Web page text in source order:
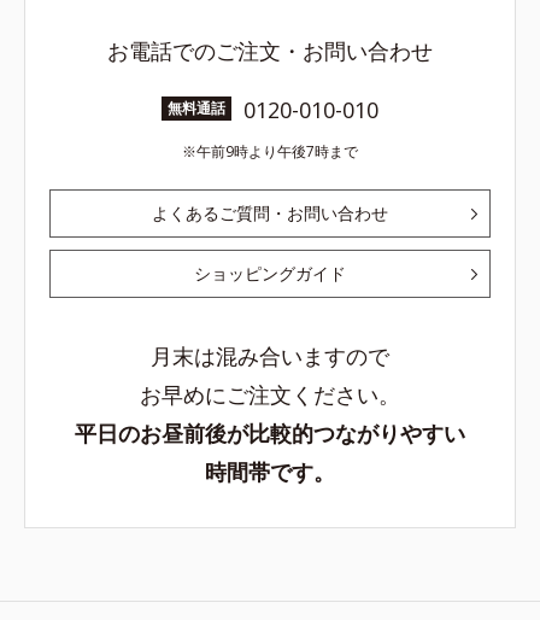
お電話でのご注文・お問い合わせ
無料通話 0120-010-010
午前9時より午後7時まで
よくあるご質問・お問い合わせ
ショッピングガイド
月末は混み合いますので
お早めにご注文ください。
平日のお昼前後が比較的つながりやすい
時間帯です。